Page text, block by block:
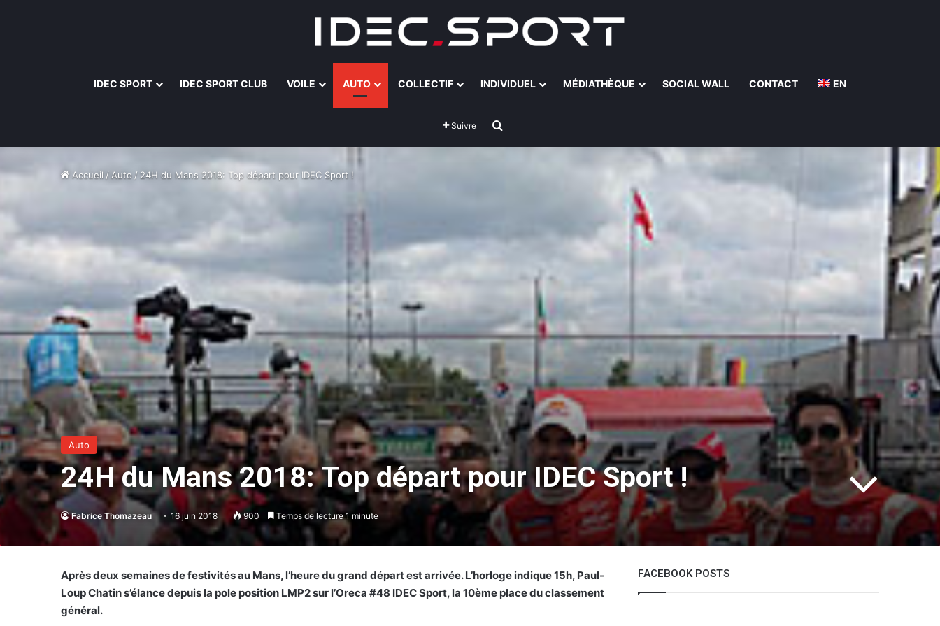
IDEC SPORT IDEC SPORT CLUB VOILE AUTO COLLECTIF INDIVIDUEL MÉDIATHÈQUE SOCIAL WALL CONTACT EN
Suivre
Accueil / Auto / 24H du Mans 2018: Top départ pour IDEC Sport !
Auto
24H du Mans 2018: Top départ pour IDEC Sport !
Fabrice Thomazeau 16 juin 2018 900 Temps de lecture 1 minute
Après deux semaines de festivités au Mans, l’heure du grand départ est arrivée. L’horloge indique 15h, Paul-
Loup Chatin s’élance depuis la pole position LMP2 sur l’Oreca #48 IDEC Sport, la 10ème place du classement
général.
FACEBOOK POSTS